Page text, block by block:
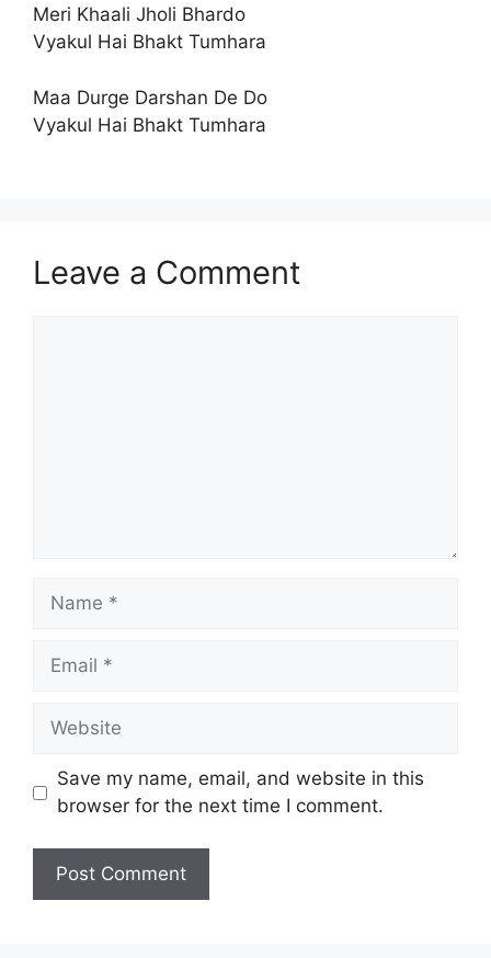
Meri Khaali Jholi Bhardo
Vyakul Hai Bhakt Tumhara
Maa Durge Darshan De Do
Vyakul Hai Bhakt Tumhara
Leave a Comment
Name
Email
Website
Save my name, email, and website in this
browser for the next time I comment.